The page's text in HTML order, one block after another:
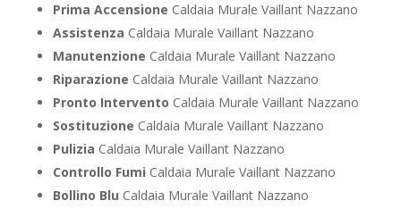
Prima Accensione Caldaia Murale Vaillant Nazzano
Assistenza Caldaia Murale Vaillant Nazzano
Manutenzione Caldaia Murale Vaillant Nazzano
Riparazione Caldaia Murale Vaillant Nazzano
Pronto Intervento Caldaia Murale Vaillant Nazzano
Sostituzione Caldaia Murale Vaillant Nazzano
Pulizia Caldaia Murale Vaillant Nazzano
Controllo Fumi Caldaia Murale Vaillant Nazzano
Bollino Blu Caldaia Murale Vaillant Nazzano